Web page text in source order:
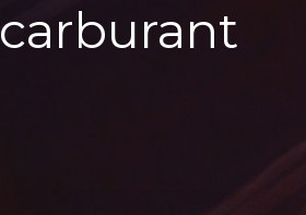
carburant